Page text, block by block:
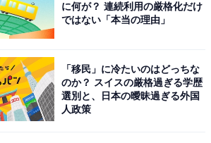
に何が？ 連続利用の厳格化だけ
ではない「本当の理由」
「移民」に冷たいのはどっちな
のか？ スイスの厳格過ぎる学歴
選別と、日本の曖昧過ぎる外国
人政策